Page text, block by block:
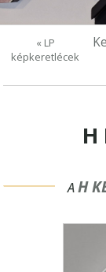
« LP
képkeretlécek
H
AH